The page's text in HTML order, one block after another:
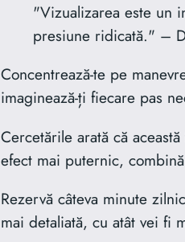
"Vizualizarea este un
presiune ridicată." –
Concentrează-te pe
imaginează-ți fiecare pas
Cercetările arată că
efect mai puternic,
Rezervă câteva minute
mai detaliată, cu atât vei fi